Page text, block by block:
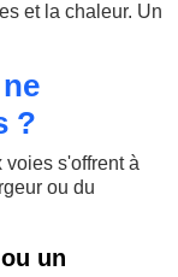
et la chaleur. Un
?
s'offrent à
ou du
un